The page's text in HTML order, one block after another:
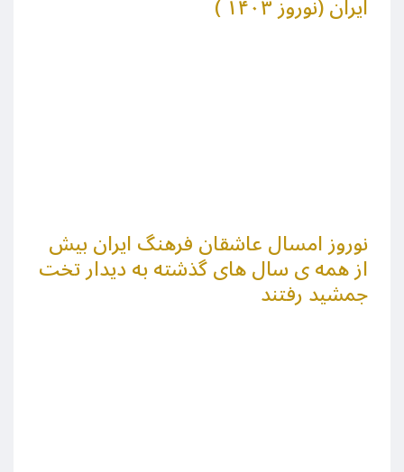
نوروز امسال عاشقان فرهنگ ایران بیش
از همه ی سال های گذشته به دیدار تخت
جمشید رفتند